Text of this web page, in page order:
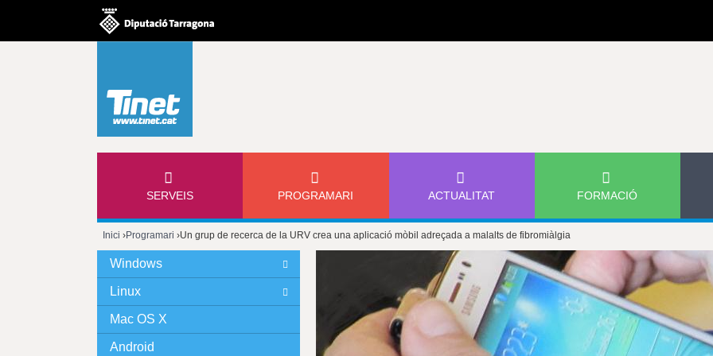
E
N
SERVEIS PROGRAMARI ACTUALITAT FORMACIÓ
Esteu
aquí
Inici ›Programari ›Un grup de recerca de la URV crea una aplicació mòbil adreçada a malalts de fibromiàlgia
Windows
Linux
Mac OS X
Android